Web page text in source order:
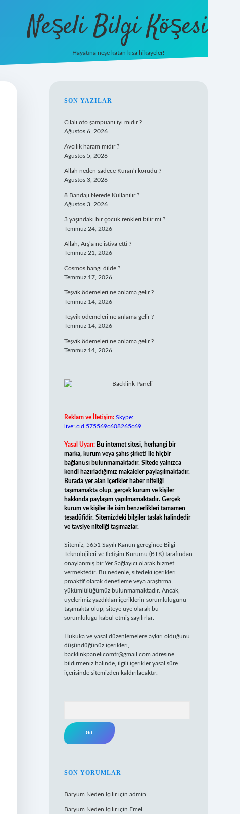
Neşeli Bilgi Köşesi
Hayatına neşe katan kısa hikayeler!
SIDEBAR
SON YAZILAR
Cilalı oto şampuanı iyi midir ?
Ağustos 6, 2026
Avcılık haram mıdır ?
Ağustos 5, 2026
Allah neden sadece Kuran’ı korudu ?
Ağustos 3, 2026
8 Bandajı Nerede Kullanılır ?
Ağustos 3, 2026
3 yaşındaki bir çocuk renkleri bilir mi ?
Temmuz 24, 2026
Allah, Arş’a ne istiva etti ?
Temmuz 21, 2026
Cosmos hangi dilde ?
Temmuz 17, 2026
Teşvik ödemeleri ne anlama gelir ?
Temmuz 14, 2026
Teşvik ödemeleri ne anlama gelir ?
Temmuz 14, 2026
Teşvik ödemeleri ne anlama gelir ?
Temmuz 14, 2026
Reklam ve İletişim: Skype:
live:.cid.575569c608265c69
Yasal Uyarı: Bu internet sitesi, herhangi bir
marka, kurum veya şahıs şirketi ile hiçbir
bağlantısı bulunmamaktadır. Sitede yalnızca
kendi hazırladığımız makaleler paylaşılmaktadır.
Burada yer alan içerikler haber niteliği
taşımamakta olup, gerçek kurum ve kişiler
hakkında paylaşım yapılmamaktadır. Gerçek
kurum ve kişiler ile isim benzerlikleri tamamen
tesadüfidir. Sitemizdeki bilgiler taslak halindedir
ve tavsiye niteliği taşımazlar.
Sitemiz, 5651 Sayılı Kanun gereğince Bilgi
Teknolojileri ve İletişim Kurumu (BTK) tarafından
onaylanmış bir Yer Sağlayıcı olarak hizmet
vermektedir. Bu nedenle, sitedeki içerikleri
proaktif olarak denetleme veya araştırma
yükümlülüğümüz bulunmamaktadır. Ancak,
üyelerimiz yazdıkları içeriklerin sorumluluğunu
taşımakta olup, siteye üye olarak bu
sorumluluğu kabul etmiş sayılırlar.
Hukuka ve yasal düzenlemelere aykırı olduğunu
düşündüğünüz içerikleri,
backlinkpanelicomtr@gmail.com adresine
bildirmeniz halinde, ilgili içerikler yasal süre
içerisinde sitemizden kaldırılacaktır.
SON YORUMLAR
Baryum Neden Içiliriçin admin
Baryum Neden Içiliriçin Emel